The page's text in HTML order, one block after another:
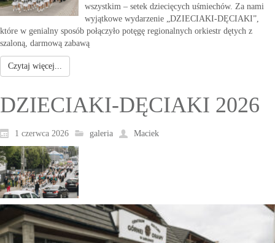
wszystkim – setek dziecięcych uśmiechów. Za nami
wyjątkowe wydarzenie „DZIECIAKI-DĘCIAKI”,
które w genialny sposób połączyło potęgę regionalnych orkiestr dętych z
szaloną, darmową zabawą
Czytaj więcej...
DZIECIAKI-DĘCIAKI 2026
1 czerwca 2026 galeria Maciek